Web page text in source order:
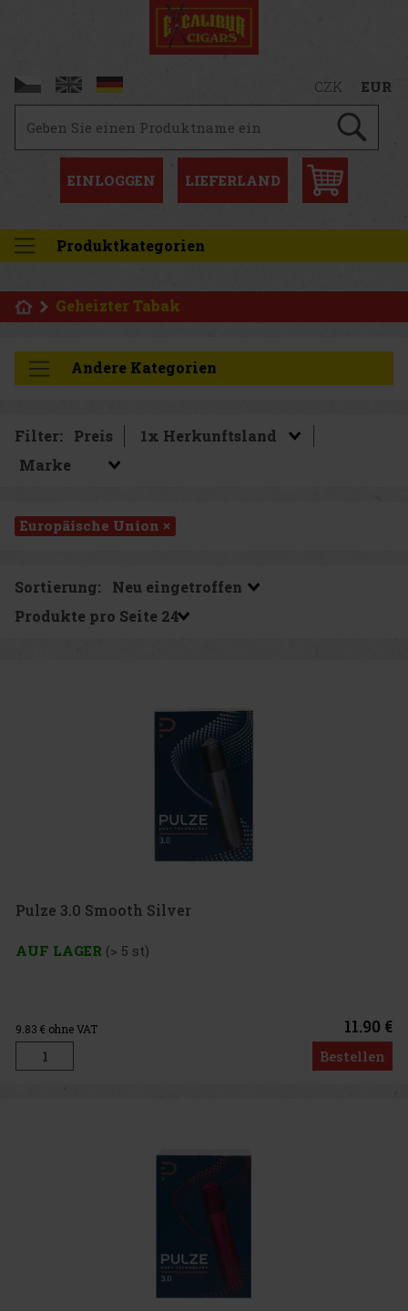
CZK EUR
EINLOGGEN LIEFERLAND
Produktkategorien
Geheizter Tabak
Andere Kategorien
Filter: Preis
Europäische Union ×
Sortierung:
Produkte pro Seite
Pulze 3.0 Smooth Silver
AUF LAGER (> 5 st)
9.83 € ohne VAT 11.90 €
Bestellen